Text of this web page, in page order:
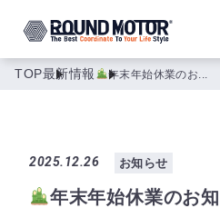
TOP最新情報 年末年始休業のお...
2025.12.26 お知らせ
年末年始休業のお